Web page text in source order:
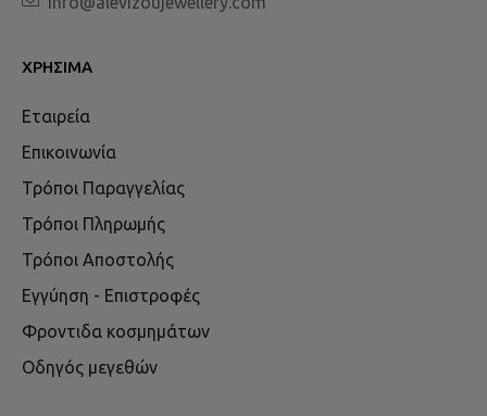
ΧΡΉΣΙΜΑ
Εταιρεία
Επικοινωνία
Τρόποι Παραγγελίας
Τρόποι Πληρωμής
Τρόποι Αποστολής
Εγγύηση - Επιστροφές
Φροντιδα κοσμημάτων
Οδηγός μεγεθών